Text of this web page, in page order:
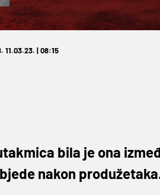
11.03.23. | 08:15
bila je ona
nakon